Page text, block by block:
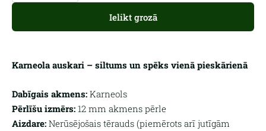
Ielikt grozā
Karneola auskari – siltums un spēks vienā pieskārienā
Dabīgais akmens: Karneols
Pērlīšu izmērs: 12 mm akmens pērle
Aizdare: Nerūsējošais tērauds (piemērots arī jutīgām